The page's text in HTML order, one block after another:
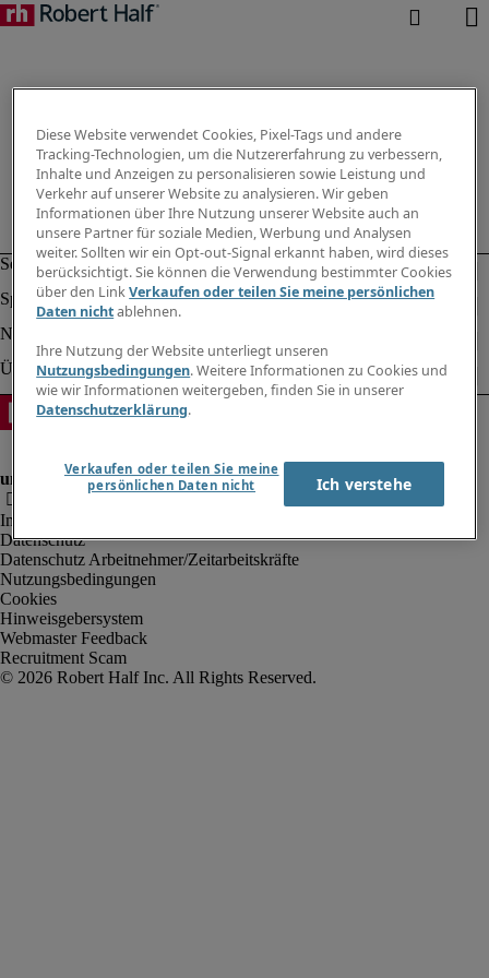
Impressum
Datenschutz
Datenschutz Arbeitnehmer/Zeitarbeitskräfte
Nutzungsbedingungen
Cookies
Hinweisgebersystem
Webmaster Feedback
Recruitment Scam
Diese Website verwendet Cookies, Pixel-Tags und andere
Tracking-Technologien, um die Nutzererfahrung zu verbessern,
Inhalte und Anzeigen zu personalisieren sowie Leistung und
Verkehr auf unserer Website zu analysieren. Wir geben
Informationen über Ihre Nutzung unserer Website auch an
unsere Partner für soziale Medien, Werbung und Analysen
weiter. Sollten wir ein Opt-out-Signal erkannt haben, wird dieses
berücksichtigt. Sie können die Verwendung bestimmter Cookies
über den LinkVerkaufen oder teilen Sie meine persönlichen
Daten nichtablehnen.
Ihre Nutzung der Website unterliegt unseren
Nutzungsbedingungen. Weitere Informationen zu Cookies und
wie wir Informationen weitergeben, finden Sie in unserer
Datenschutzerklärung.
Verkaufen oder teilen Sie meine
persönlichen Daten nicht
Ich verstehe